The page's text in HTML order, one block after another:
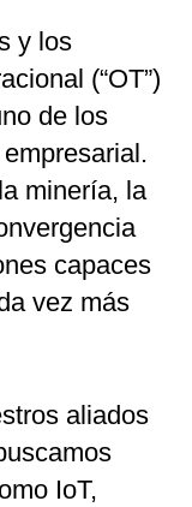
y los
(“OT”)
de los
minería, la
capaces
vez más
aliados
IoT,